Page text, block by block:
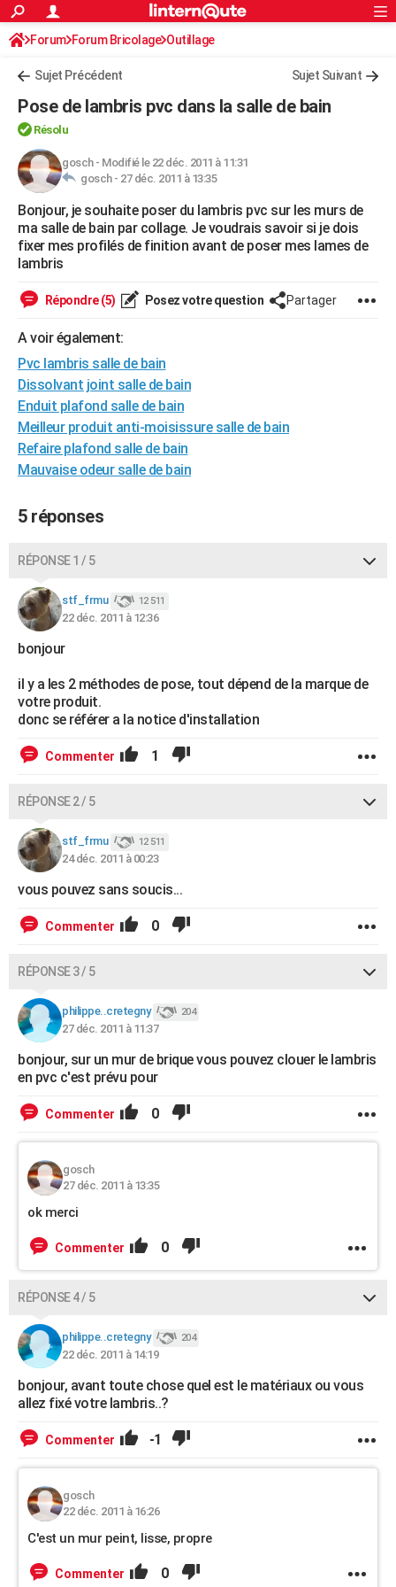
ACTUALITÉS
Politique
Société
Faits Divers
Education
Monde
Villes
+
Programme TV
TNTStreaming
Cinéma
Sorties cinéma
Musique
+FINANCE
Retraite
Impôts
Epargne
Immobilier
Risques naturels par ville
Banque
Assurance
Crédit
AUTO
Essais
Réserver un essai
Citadines
Berlines
SUV
Forum auto
Mobiles
Meilleur smartphone
Internet
Ordinateurs
Jeux vidéo
Guide high-tech
+BRICOLAGE
Forum
Aménagement intérieur
Extérieur
Cuisine
Salle de bains
Jardinage
Rangement
Guides de France
Escapades
Patrimoine
Expositions
Musées
Week-end nature
LIFESTYLE
Art de vivre
Bien-être
Loisirs
Mode
Modes de vie
SANTE
Alimentation
Guide de la santé
Maladies
Médicaments
Sommeil
VOYAGE
Destinations
City break
Voyage nature
Voyage de noces
Forum
Climat
+PHOTO
GUIDES D'ACHAT
CARTE DE VOEUX
Carte de Noël
Carte Bonne année
Carte Saint-Valentin
Carte Pâques
Carte d'anniversaire
DICTIONNAIRE
Dictionnaire
Biographies
Citations
Expressions
Proverbes
PROGRAMME TV
COPAINS D'AVANT
FORUM
S'inscrire
Connexion
Forum Forum Bricolage Outillage
Sujet Précédent Sujet Suivant
Pose de lambris pvc dans la salle de bain
Résolu
gosch- Modifié le 22 déc. 2011 à 11:31
gosch - 27 déc. 2011 à 13:35
Bonjour, je souhaite poser du lambris pvc sur les murs de
ma salle de bain par collage. Je voudrais savoir si je dois
fixer mes profilés de finition avant de poser mes lames de
lambris
Répondre (5) Posez votre question Partager
A voir également:
Pvc lambris salle de bain
Dissolvant joint salle de bain
Enduit plafond salle de bain
Meilleur produit anti-moisissure salle de bain
Refaire plafond salle de bain
Mauvaise odeur salle de bain
5 réponses
RÉPONSE 1 / 5
stf_frmu 12 511
22 déc. 2011 à 12:36
bonjour
il y a les 2 méthodes de pose, tout dépend de la marque de
votre produit.
donc se référer a la notice d'installation
Commenter 1
RÉPONSE 2 / 5
stf_frmu 12 511
24 déc. 2011 à 00:23
vous pouvez sans soucis...
Commenter 0
RÉPONSE 3 / 5
philippe..cretegny 204
27 déc. 2011 à 11:37
bonjour, sur un mur de brique vous pouvez clouer le lambris
en pvc c'est prévu pour
Commenter 0
gosch
27 déc. 2011 à 13:35
ok merci
Commenter 0
RÉPONSE 4 / 5
philippe..cretegny 204
22 déc. 2011 à 14:19
bonjour, avant toute chose quel est le matériaux ou vous
allez fixé votre lambris..?
Commenter -1
gosch
22 déc. 2011 à 16:26
C'est un mur peint, lisse, propre
Commenter 0